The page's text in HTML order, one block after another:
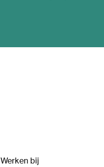
Werken bij